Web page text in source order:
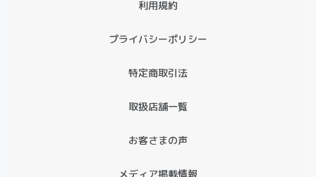
利用規約
プライバシーポリシー
特定商取引法
取扱店舗一覧
お客さまの声
メディア掲載情報